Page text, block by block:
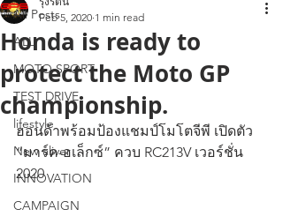
All Posts
ALL
MOTO SPORT
TEST DRIVE
lifestyle
New aliver
INNOVATION
CAMPAIGN
Honda is ready to
protect the Moto GP
championship.
Feb 5, 2020 1 min read
ฮอนด้าพร้อมป้องแชมป์โมโตจีพี เปิดตัว
“มาร์ค-อเล็กซ์” ควบ RC213V เวอร์ชั่น
2020